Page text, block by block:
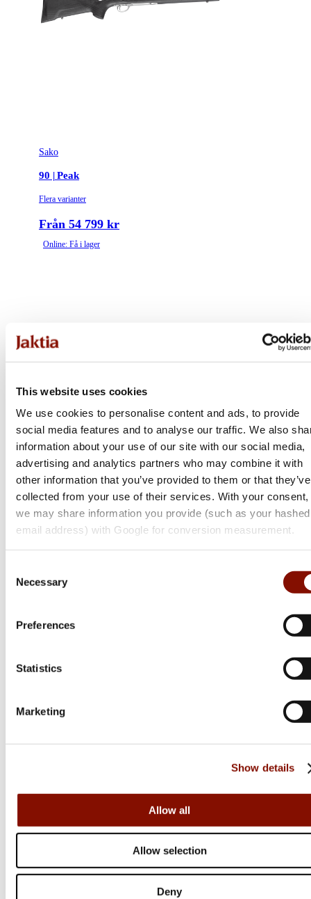
This website uses cookies
We use cookies to personalise content and ads, to provide
social media features and to analyse our traffic. We also
information about your use of our site with our social media,
advertising and analytics partners who may combine it with
other information that you’ve provided to them or that they’ve
collected from your use of their services. With your consent,
we may share information you provide (such as your hashed
email address) with Google for conversion measurement.
Selection
Necessary
Preferences
Statistics
Marketing
Show details
Allow all
Allow selection
Deny
Sako
90 | Peak
Flera varianter
Från 54 799 kr
Online: Få i lager
T3x Ace Target
Från 26 799 kr